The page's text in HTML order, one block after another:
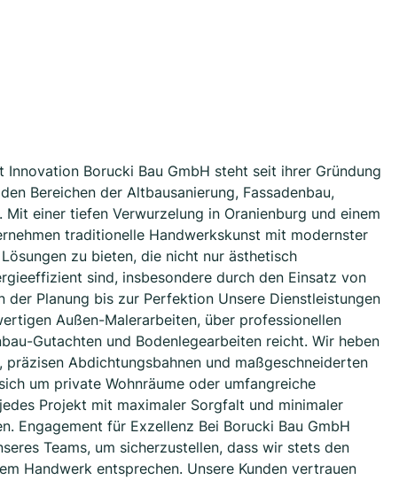
Borucki Bau GmbH steht seit ihrer Gründung
Bereichen der Altbausanierung, Fassadenbau,
einer tiefen Verwurzelung in Oranienburg und einem
traditionelle Handwerkskunst mit modernster
zu bieten, die nicht nur ästhetisch
sind, insbesondere durch den Einsatz von
der Planung bis zur Perfektion Unsere Dienstleistungen
Außen-Malerarbeiten, über professionellen
Gutachten und Bodenlegearbeiten reicht. Wir heben
Abdichtungsbahnen und maßgeschneiderten
um private Wohnräume oder umfangreiche
Projekt mit maximaler Sorgfalt und minimaler
Engagement für Exzellenz Bei Borucki Bau GmbH
Teams, um sicherzustellen, dass wir stets den
Handwerk entsprechen. Unsere Kunden vertrauen